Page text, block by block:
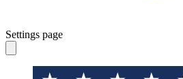
Settings page